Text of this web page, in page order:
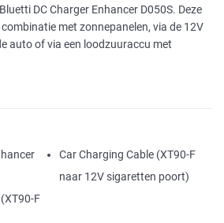
DC Charger Enhancer D050S. Deze
met zonnepanelen, via de 12V
auto of via een loodzuuraccu met
F
Car Charging Cable (XT90-F
naar 12V sigaretten poort)